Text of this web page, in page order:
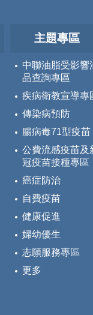
主題專區
中聯油脂受影響
品查詢專區
疾病衛教宣導專
傳染病預防
腸病毒71型疫苗
公費流感疫苗及
冠疫苗接種專區
癌症防治
自費疫苗
健康促進
婦幼優生
志願服務專區
更多